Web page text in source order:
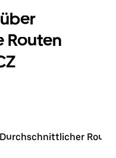
Routen
Durchschnittlicher